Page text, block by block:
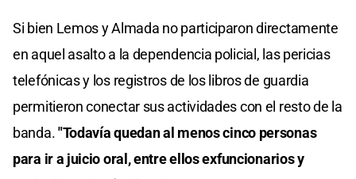
Si bien Lemos y Almada no participaron directamente
en aquel asalto a la dependencia policial, las pericias
telefónicas y los registros de los libros de guardia
permitieron conectar sus actividades con el resto de la
banda."Todavía quedan al menos cinco personas
para ir a juicio oral, entre ellos exfuncionarios y